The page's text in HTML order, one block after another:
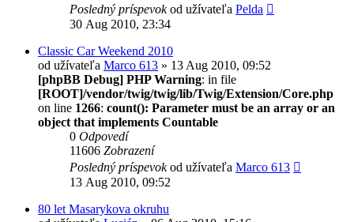
Posledný príspevokod užívateľa Pelda
30 Aug 2010, 23:34
Classic Car Weekend 2010
od užívateľa Marco 613 » 13 Aug 2010, 09:52
[phpBB Debug] PHP Warning: in file
[ROOT]/vendor/twig/twig/lib/Twig/Extension/Core.php
on line 1266: count(): Parameter must be an array or an
object that implements Countable
0 Odpovedí
11606 Zobrazení
Posledný príspevokod užívateľa Marco 613
13 Aug 2010, 09:52
80 let Masarykova okruhu